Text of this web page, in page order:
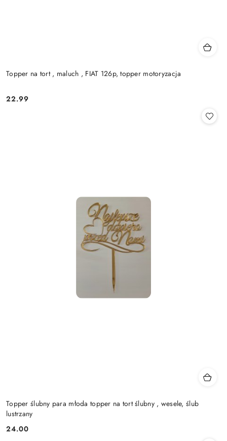
Topper na tort , maluch , FIAT 126p, topper motoryzacja
Cena:
22.99
Topper ślubny para młoda topper na tort ślubny , wesele, ślub
lustrzany
Cena:
24.00